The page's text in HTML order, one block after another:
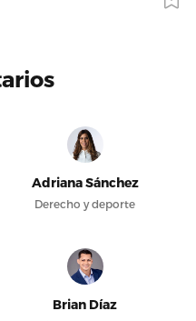
Adriana Sánchez
Derecho y deporte
Brian Díaz